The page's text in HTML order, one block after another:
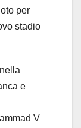
per
stadio
e
V